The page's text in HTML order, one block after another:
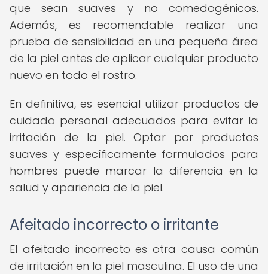
que sean suaves y no comedogénicos.
Además, es recomendable realizar una
prueba de sensibilidad en una pequeña área
de la piel antes de aplicar cualquier producto
nuevo en todo el rostro.
En definitiva, es esencial utilizar productos de
cuidado personal adecuados para evitar la
irritación de la piel. Optar por productos
suaves y específicamente formulados para
hombres puede marcar la diferencia en la
salud y apariencia de la piel.
Afeitado incorrecto o irritante
El afeitado incorrecto es otra causa común
de irritación en la piel masculina. El uso de una